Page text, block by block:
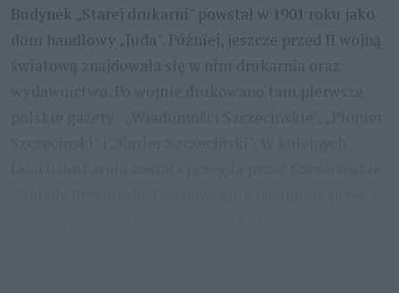
Budynek „Starej drukarni" powstał w 1901 roku jako
dom handlowy „Juda". Później, jeszcze przed II wojną